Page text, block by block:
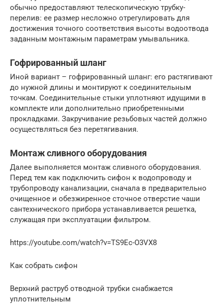
обычно предоставляют телескопическую трубку-
перелив: ее размер несложно отрегулировать для
достижения точного соответствия высоты водоотвода
заданным монтажным параметрам умывальника.
Гофрированный шланг
Иной вариант – гофрированный шланг: его растягивают
до нужной длины и монтируют к соединительным
точкам. Соединительные стыки уплотняют идущими в
комплекте или дополнительно приобретенными
прокладками. Закручивание резьбовых частей должно
осуществляться без перетягивания.
Монтаж сливного оборудования
Далее выполняется монтаж сливного оборудования.
Перед тем как подключить сифон к водопроводу и
трубопроводу канализации, сначала в предварительно
очищенное и обезжиренное сточное отверстие чаши
сантехнического прибора устанавливается решетка,
служащая при эксплуатации фильтром.
https://youtube.com/watch?v=TS9Ec-O3VX8
Как собрать сифон
Верхний раструб отводной трубки снабжается
уплотнительным